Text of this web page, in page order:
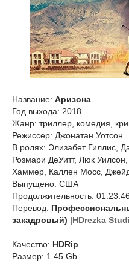
Название: Аризона
Год выхода: 2018
Жанр: триллер, комедия,
Режиссер: Джонатан Уотсон
В ролях: Элизабет Гиллис,
Розмари ДеУитт, Люк
Хаммер, Каллен Мосс,
Выпущено: США
Продолжительность: 01:23:46
Перевод:
закадровый) |HDrezka
Качество: HDRip
Размер: 1.45 Gb